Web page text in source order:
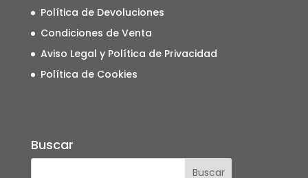
Política de Devoluciones
Condiciones de Venta
Aviso Legal y Política de Privacidad
Política de Cookies
Buscar